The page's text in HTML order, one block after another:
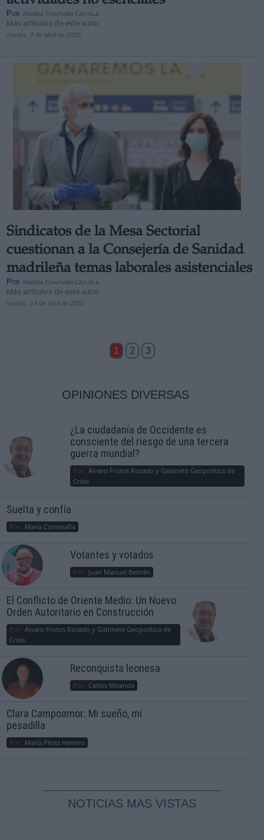
Por Andrea Chaparro Cayuela
Más artículos de este autor
martes, 7 de abril de 2020
Sindicatos de la Mesa Sectorial
cuestionan a la Consejería de Sanidad
madrileña temas laborales asistenciales
Por Andrea Chaparro Cayuela
Más artículos de este autor
martes, 14 de abril de 2020
1 2 3
OPINIONES DIVERSAS
¿La ciudadanía de Occidente es
consciente del riesgo de una tercera
guerra mundial?
Por Álvaro Frutos Rosado y Gabinete Geopolítica de
Crisis
Suelta y confía
Por María Comesaña
Votantes y votados
Por Juan Manuel Beltrán
El Conflicto de Oriente Medio: Un Nuevo
Orden Autoritario en Construcción
Por Álvaro Frutos Rosado y Gabinete Geopolítica de
Crisis
Reconquista leonesa
Por Carlos Miranda
Clara Campoamor: Mi sueño, mi
pesadilla
Por María Pérez Herrero
NOTICIAS MAS VISTAS